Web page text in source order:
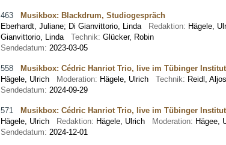
463 Musikbox: Blackdrum, Studiogespräch
Eberhardt, Juliane; Di Gianvittorio, Linda Redaktion: Hägele,
Gianvittorio, Linda Technik: Glücker, Robin
Sendedatum: 2023-03-05
558 Musikbox: Cédric Hanriot Trio, live im Tübinger
Hägele, Ulrich
Moderation: Hägele, Ulrich Technik: Reidl,
Sendedatum: 2024-09-29
571 Musikbox: Cédric Hanriot Trio, live im Tübinger
Hägele, Ulrich
Redaktion: Hägele, Ulrich Moderation: Hägee,
Sendedatum: 2024-12-01